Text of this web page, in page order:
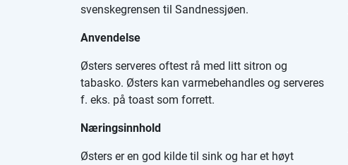
svenskegrensen til Sandnessjøen.
Anvendelse
Østers serveres oftest rå med litt sitron og
tabasko. Østers kan varmebehandles og serveres
f. eks. på toast som forrett.
Næringsinnhold
Østers er en god kilde til sink og har et høyt